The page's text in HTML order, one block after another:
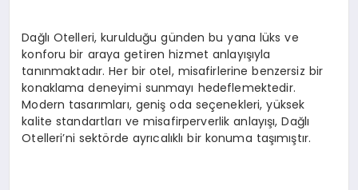
Dağlı Otelleri, kurulduğu günden bu yana lüks ve
konforu bir araya getiren hizmet anlayışıyla
tanınmaktadır. Her bir otel, misafirlerine benzersiz bir
konaklama deneyimi sunmayı hedeflemektedir.
Modern tasarımları, geniş oda seçenekleri, yüksek
kalite standartları ve misafirperverlik anlayışı, Dağlı
Otelleri’ni sektörde ayrıcalıklı bir konuma taşımıştır.